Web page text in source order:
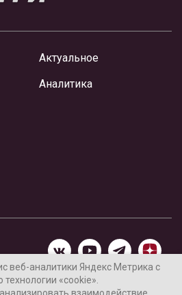
Актуальное
Аналитика
редакцией Интернет-газеты
веб-аналитики Яндекс Метрика с
«cookie».